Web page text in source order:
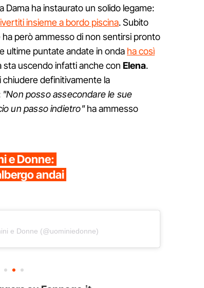
Dama ha instaurato un solido legame:
insieme a bordo piscina. Subito
ha però ammesso di non sentirsi pronto
ultime puntate andate in onda ha così
sta uscendo infatti anche con Elena.
chiudere definitivamente la
"Non posso assecondare le sue
un passo indietro"ha ammesso
e Donne:
andai
e Donne (@uominiedonne)